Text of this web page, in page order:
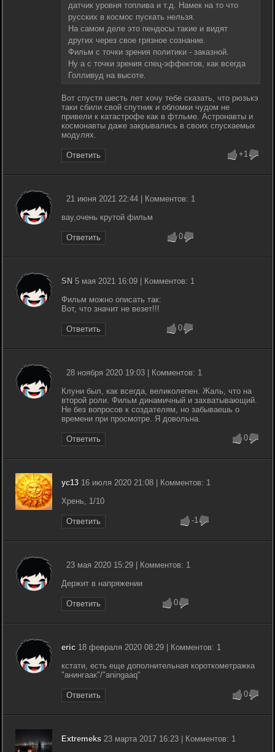
датчик уровня топлива и т.д. Намек на то что
русских в космос пускать нельзя.
На самом деле это пендосы такие и видят
других через свое грязное сознание.
Фильм с точки зрения политики - заказной.
Ну а с точки зрения спец-эффектов, как всегда
Голливуд на высоте.
Вот спустя шесть лет хочу тебе сказать, что рюзькэ
таки сбили свой спутник и обломки чудом не
привели к катастрофе как в фтльме. Астронавты и
космонавты даже закрывались в своих спускаемых
модулях.
Ответить +1
21 июня 2021 22:44 | Комментов: 1
вау,очень крутой фильм
Ответить 0
SN 5 мая 2021 16:09 | Комментов: 1
Фильм можно описать так:
Вот, что значит не везет!!!
Ответить 0
28 ноября 2020 19:03 | Комментов: 1
Клуни был, как всегда, великолепен. Жаль, что на
второй роли. Фильм динамичный и захватывающий.
Не без вопросов к создателям, но забываешь о
времени при просмотре. Я довольна.
Ответить 0
yc1316 июля 2020 21:08 | Комментов: 1
Хрень, 1/10
Ответить -1
23 мая 2020 15:29 | Комментов: 1
Держит в напряжении
Ответить 0
eric18 февраля 2020 08:29 | Комментов: 1
кстати, есть еще дополнительная короткометражка
"анингаак"/"aningaaq"
Ответить 0
Extremeks23 марта 2017 16:23 | Комментов: 1